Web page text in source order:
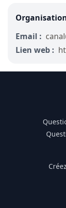
Email :
Lien web :